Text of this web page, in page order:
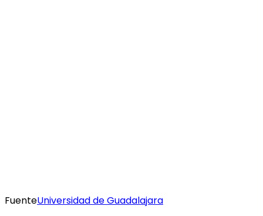
FuenteUniversidad de Guadalajara